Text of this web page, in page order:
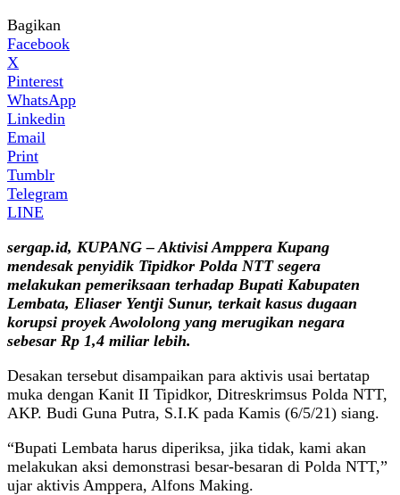
Bagikan
Facebook
X
Pinterest
WhatsApp
Linkedin
Email
Print
Tumblr
Telegram
LINE
sergap.id, KUPANG – Aktivisi Amppera Kupang
mendesak penyidik Tipidkor Polda NTT segera
melakukan pemeriksaan terhadap Bupati Kabupaten
Lembata, Eliaser Yentji Sunur, terkait kasus dugaan
korupsi proyek Awololong yang merugikan negara
sebesar Rp 1,4 miliar lebih.
Desakan tersebut disampaikan para aktivis usai bertatap
muka dengan Kanit II Tipidkor, Ditreskrimsus Polda NTT,
AKP. Budi Guna Putra, S.I.K pada Kamis (6/5/21) siang.
“Bupati Lembata harus diperiksa, jika tidak, kami akan
melakukan aksi demonstrasi besar-besaran di Polda NTT,”
ujar aktivis Amppera, Alfons Making.